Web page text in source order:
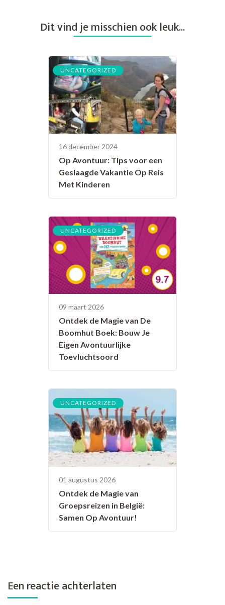
Dit vind je misschien ook leuk...
UNCATEGORIZED
16 december 2024
Op Avontuur: Tips voor een
Geslaagde Vakantie Op Reis
Met Kinderen
UNCATEGORIZED
09 maart 2026
Ontdek de Magie van De
Boomhut Boek: Bouw Je
Eigen Avontuurlijke
Toevluchtsoord
UNCATEGORIZED
01 augustus 2026
Ontdek de Magie van
Groepsreizen in België:
Samen Op Avontuur!
Een reactie achterlaten